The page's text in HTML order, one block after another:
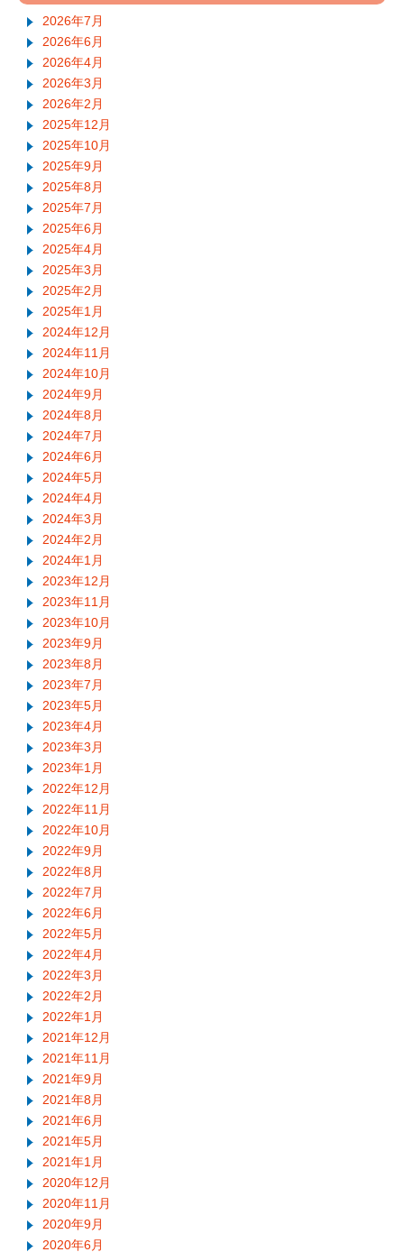
2026年7月
2026年6月
2026年4月
2026年3月
2026年2月
2025年12月
2025年10月
2025年9月
2025年8月
2025年7月
2025年6月
2025年4月
2025年3月
2025年2月
2025年1月
2024年12月
2024年11月
2024年10月
2024年9月
2024年8月
2024年7月
2024年6月
2024年5月
2024年4月
2024年3月
2024年2月
2024年1月
2023年12月
2023年11月
2023年10月
2023年9月
2023年8月
2023年7月
2023年5月
2023年4月
2023年3月
2023年1月
2022年12月
2022年11月
2022年10月
2022年9月
2022年8月
2022年7月
2022年6月
2022年5月
2022年4月
2022年3月
2022年2月
2022年1月
2021年12月
2021年11月
2021年9月
2021年8月
2021年6月
2021年5月
2021年1月
2020年12月
2020年11月
2020年9月
2020年6月